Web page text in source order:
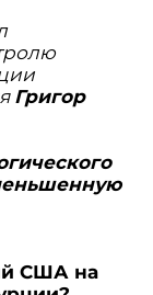
Григор
США на